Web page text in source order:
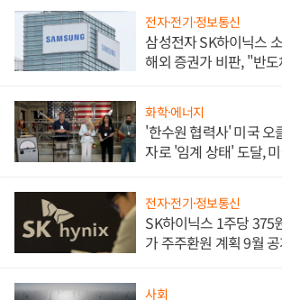
전자·전기·정보통신
삼성전자 SK하이닉스
해외 증권가 비판, "반
화학·에너지
'한수원 협력사' 미국 오
자로 '임계 상태' 도달,
전자·전기·정보통신
SK하이닉스 1주당 375
가 주주환원 계획 9월
사회